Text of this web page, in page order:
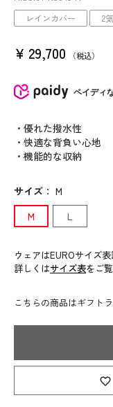
レインカバー
2
¥ 29,700 税込
ペイディ
・優れた撥水性
・快適な背負い心地
・機能的な収納
サイズ ： M
M
L
ウェアはEUROサイズ
詳しくはサイズ表をご
こちらの商品はギフト